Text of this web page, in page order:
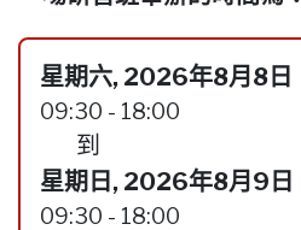
星期六, 2026年8月8日
09:30 - 18:00
到
星期日, 2026年8月9日
09:30 - 18:00